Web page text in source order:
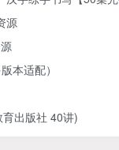
源
本适配）
出版社 40讲)